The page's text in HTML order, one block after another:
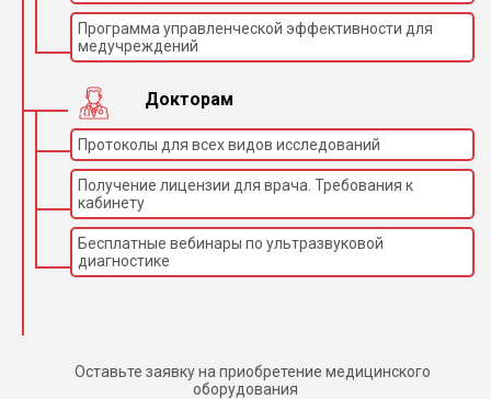
Программа управленческой эффективности для
медучреждений
Докторам
Протоколы для всех видов исследований
Получение лицензии для врача. Требования к
кабинету
Бесплатные вебинары по ультразвуковой
диагностике
Оставьте заявку на приобретение медицинского
оборудования